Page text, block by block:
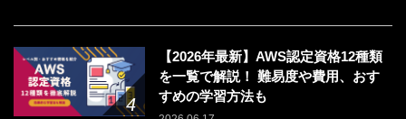
【2026年最新】AWS認定資格12種類
を一覧で解説！ 難易度や費用、おす
すめの学習方法も